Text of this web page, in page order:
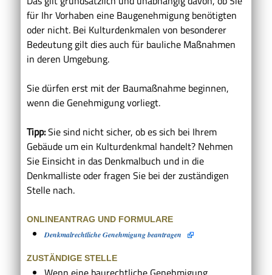
für Ihr Vorhaben eine Baugenehmigung benötigten
oder nicht. Bei Kulturdenkmalen von besonderer
Bedeutung gilt dies auch für bauliche Maßnahmen
in deren Umgebung.
Sie dürfen erst mit der Baumaßnahme beginnen,
wenn die Genehmigung vorliegt.
Tipp:Sie sind nicht sicher, ob es sich bei Ihrem
Gebäude um ein Kulturdenkmal handelt? Nehmen
Sie Einsicht in das Denkmalbuch und in die
Denkmalliste oder fragen Sie bei der zuständigen
Stelle nach.
ONLINEANTRAG UND FORMULARE
Denkmalrechtliche Genehmigung beantragen
ZUSTÄNDIGE STELLE